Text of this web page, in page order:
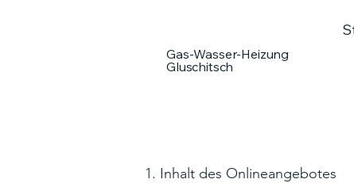
Gas-Wasser-Heizung
Gluschitsch
1. Inhalt des Onlineangebotes